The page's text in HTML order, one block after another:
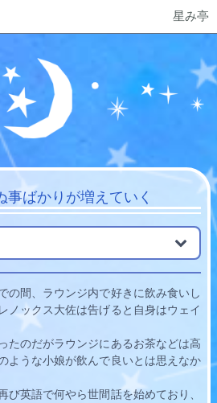
星み亭
事ばかりが増えていく
の間、ラウンジ内で好きに飲み食いし
ノックス大佐は告げると自身はウェイ
たのだがラウンジにあるお茶などは高
ような小娘が飲んで良いとは思えなか
英語で何やら世間話を始めており、